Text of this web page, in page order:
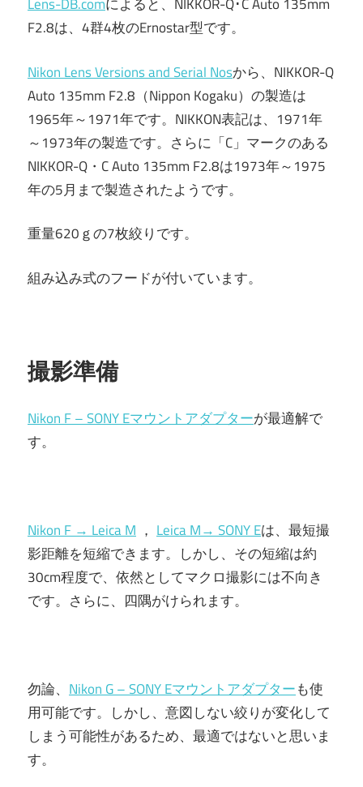
F2.8は、4群4枚のErnostar型です。
Nikon Lens Versions and Serial Nosから、NIKKOR-Q
Auto 135mm F2.8（Nippon Kogaku）の製造は
1965年～1971年です。NIKKON表記は、1971年
～1973年の製造です。さらに「C」マークのある
NIKKOR-Q・C Auto 135mm F2.8は1973年～1975
年の5月まで製造されたようです。
重量620ｇの7枚絞りです。
組み込み式のフードが付いています。
撮影準備
Nikon F – SONY Eマウントアダプターが最適解で
す。
Nikon F → Leica M ， Leica M→ SONY Eは、最短撮
影距離を短縮できます。しかし、その短縮は約
30cm程度で、依然としてマクロ撮影には不向き
です。さらに、四隅がけられます。
勿論、 Nikon G – SONY Eマウントアダプターも使
用可能です。しかし、意図しない絞りが変化して
しまう可能性があるため、最適ではないと思いま
す。